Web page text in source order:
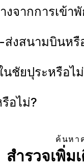
จากการเข้า
ส่งสนามบินหรื
ชัยปุระหรือไม่
อไม่?
ค้นหา
สำรวจเพิ่ม